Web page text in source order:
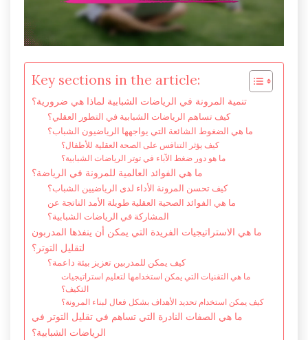
Key sections in the article:
تنمية المرونة في الرياضات الشبابية لماذا هي ضرورية؟
كيف تساهم الرياضات الشبابية في التطور العقلي؟
ما هي الضغوط الشائعة التي يواجهها الرياضيون الشباب؟
كيف يؤثر التنافس على الصحة العقلية للأطفال؟
ما هو دور ضغط الآباء في توتر الرياضات الشبابية؟
ما هي الفوائد العالمية للمرونة في الرياضة؟
كيف تحسن المرونة الأداء لدى الرياضيين الشباب؟
ما هي الفوائد الصحية العقلية طويلة الأمد الناتجة عن
المشاركة في الرياضات الشبابية؟
ما هي الاستراتيجيات الفريدة التي يمكن أن ينفذها المدربون
لتقليل التوتر؟
كيف يمكن للمدربين تعزيز بيئة داعمة؟
ما هي التقنيات التي يمكن استخدامها لتعليم استراتيجيات
التكيف؟
كيف يمكن استخدام تحديد الأهداف بشكل فعال لبناء المرونة؟
ما هي الصفات النادرة التي تساهم في تقليل التوتر في
الرياضات الشبابية؟